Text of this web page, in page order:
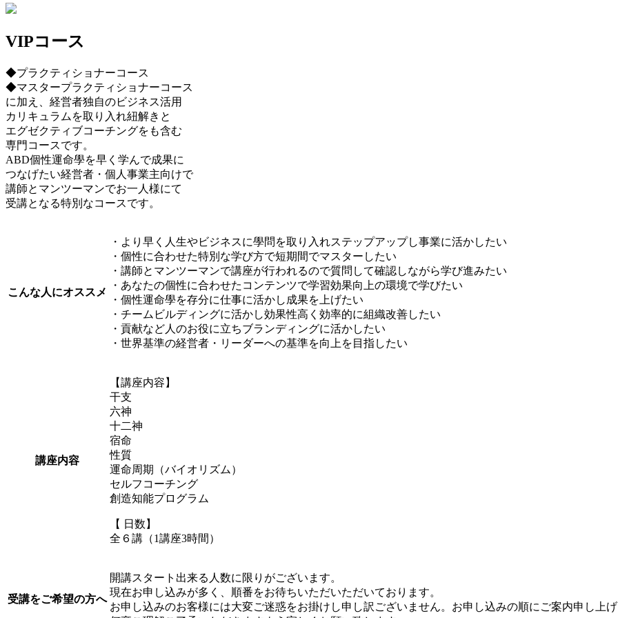
VIPコース
◆プラクティショナーコース
◆マスタープラクティショナーコース
に加え、経営者独自のビジネス活用
カリキュラムを取り入れ紐解きと
エグゼクティブコーチングをも含む
専門コースです。
ABD個性運命學を早く学んで成果に
つなげたい経営者・個人事業主向けで
講師とマンツーマンでお一人様にて
受講となる特別なコースです。
こんな人にオススメ
・より早く人生やビジネスに學問を取り入れステップアップし事業に活かしたい
・個性に合わせた特別な学び方で短期間でマスターしたい
・講師とマンツーマンで講座が行われるので質問して確認しながら学び進みたい
・あなたの個性に合わせたコンテンツで学習効果向上の環境で学びたい
・個性運命學を存分に仕事に活かし成果を上げたい
・チームビルディングに活かし効果性高く効率的に組織改善したい
・貢献など人のお役に立ちブランディングに活かしたい
・世界基準の経営者・リーダーへの基準を向上を目指したい
講座内容
【講座内容】
干支
六神
十二神
宿命
性質
運命周期（バイオリズム）
セルフコーチング
創造知能プログラム
【 日数】
全６講（1講座3時間）
受講をご希望の方へ
開講スタート出来る人数に限りがございます。
現在お申し込みが多く、順番をお待ちいただいただいております。
お申し込みのお客様には大変ご迷惑をお掛けし申し訳ございません。お申し込みの順にご案内申し上